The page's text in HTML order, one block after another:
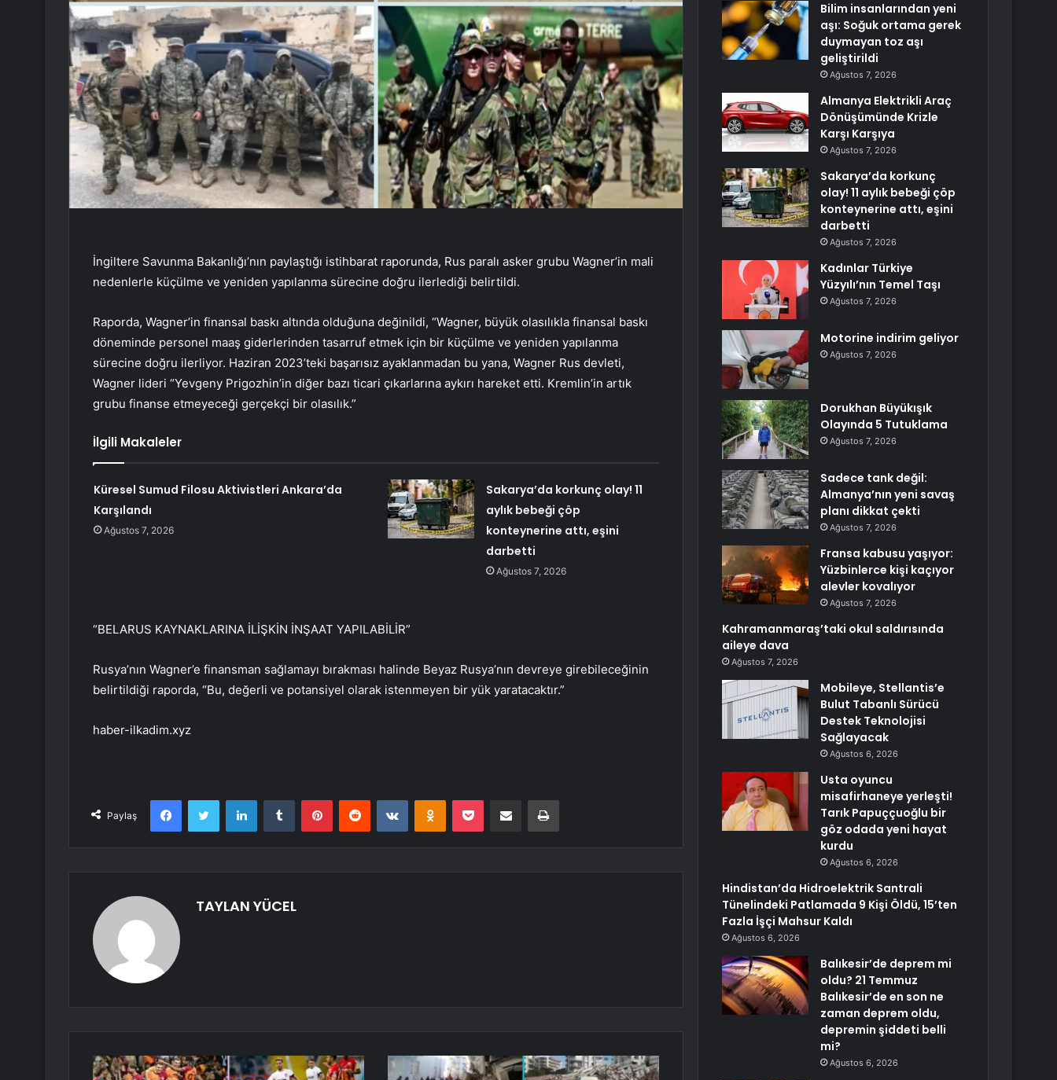
İngiltere Savunma Bakanlığı’nın paylaştığı istihbarat raporunda, Rus paralı asker grubu Wagner’in mali
nedenlerle küçülme ve yeniden yapılanma sürecine doğru ilerlediği belirtildi.
Raporda, Wagner’in finansal baskı altında olduğuna değinildi, “Wagner, büyük olasılıkla finansal baskı
döneminde personel maaş giderlerinden tasarruf etmek için bir küçülme ve yeniden yapılanma
sürecine doğru ilerliyor. Haziran 2023’teki başarısız ayaklanmadan bu yana, Wagner Rus devleti,
Wagner lideri “Yevgeny Prigozhin’in diğer bazı ticari çıkarlarına aykırı hareket etti. Kremlin’in artık
grubu finanse etmeyeceği gerçekçi bir olasılık.”
İlgili Makaleler
Küresel Sumud Filosu Aktivistleri Ankara’da
Karşılandı
Ağustos 7, 2026
Sakarya’da korkunç olay! 11
aylık bebeği çöp
konteynerine attı, eşini
darbetti
Ağustos 7, 2026
“BELARUS KAYNAKLARINA İLİŞKİN İNŞAAT YAPILABİLİR”
Rusya’nın Wagner’e finansman sağlamayı bırakması halinde Beyaz Rusya’nın devreye girebileceğinin
belirtildiği raporda, “Bu, değerli ve potansiyel olarak istenmeyen bir yük yaratacaktır.”
haber-ilkadim.xyz
Paylaş
FacebookTwitter LinkedInTumblr PinterestReddit VKontakteOdnoklassniki
Pocket E-Posta ile paylaş Yazdır
TAYLAN YÜCEL
Bilim insanlarından yeni
aşı: Soğuk ortama gerek
duymayan toz aşı
geliştirildi
Ağustos 7, 2026
Almanya Elektrikli Araç
Dönüşümünde Krizle
Karşı Karşıya
Ağustos 7, 2026
Sakarya’da korkunç
olay! 11 aylık bebeği çöp
konteynerine attı, eşini
darbetti
Ağustos 7, 2026
Kadınlar Türkiye
Yüzyılı’nın Temel Taşı
Ağustos 7, 2026
Motorine indirim geliyor
Ağustos 7, 2026
Dorukhan Büyükışık
Olayında 5 Tutuklama
Ağustos 7, 2026
Sadece tank değil:
Almanya’nın yeni savaş
planı dikkat çekti
Ağustos 7, 2026
Fransa kabusu yaşıyor:
Yüzbinlerce kişi kaçıyor
alevler kovalıyor
Ağustos 7, 2026
Kahramanmaraş’taki okul saldırısında
aileye dava
Ağustos 7, 2026
Mobileye, Stellantis’e
Bulut Tabanlı Sürücü
Destek Teknolojisi
Sağlayacak
Ağustos 6, 2026
Usta oyuncu
misafirhaneye yerleşti!
Tarık Papuççuoğlu bir
göz odada yeni hayat
kurdu
Ağustos 6, 2026
Hindistan’da Hidroelektrik Santrali
Tünelindeki Patlamada 9 Kişi Öldü, 15’ten
Fazla İşçi Mahsur Kaldı
Ağustos 6, 2026
Balıkesir’de deprem mi
oldu? 21 Temmuz
Balıkesir’de en son ne
zaman deprem oldu,
depremin şiddeti belli
mi?
Ağustos 6, 2026